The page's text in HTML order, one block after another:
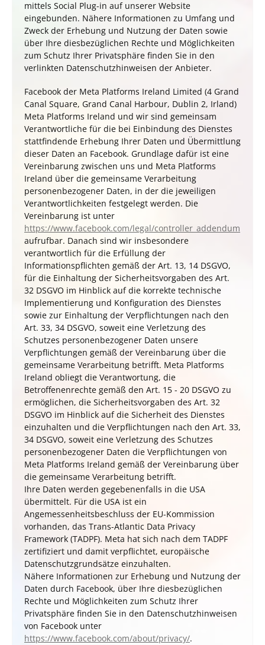
mittels Social Plug-in auf unserer Website
eingebunden. Nähere Informationen zu Umfang und
Zweck der Erhebung und Nutzung der Daten sowie
über Ihre diesbezüglichen Rechte und Möglichkeiten
zum Schutz Ihrer Privatsphäre finden Sie in den
verlinkten Datenschutzhinweisen der Anbieter.
Facebook der Meta Platforms Ireland Limited (4 Grand
Canal Square, Grand Canal Harbour, Dublin 2, Irland)
Meta Platforms Ireland und wir sind gemeinsam
Verantwortliche für die bei Einbindung des Dienstes
stattfindende Erhebung Ihrer Daten und Übermittlung
dieser Daten an Facebook. Grundlage dafür ist eine
Vereinbarung zwischen uns und Meta Platforms
Ireland über die gemeinsame Verarbeitung
personenbezogener Daten, in der die jeweiligen
Verantwortlichkeiten festgelegt werden. Die
Vereinbarung ist unter
https://www.facebook.com/legal/controller_addendum
aufrufbar. Danach sind wir insbesondere
verantwortlich für die Erfüllung der
Informationspflichten gemäß der Art. 13, 14 DSGVO,
für die Einhaltung der Sicherheitsvorgaben des Art.
32 DSGVO im Hinblick auf die korrekte technische
Implementierung und Konfiguration des Dienstes
sowie zur Einhaltung der Verpflichtungen nach den
Art. 33, 34 DSGVO, soweit eine Verletzung des
Schutzes personenbezogener Daten unsere
Verpflichtungen gemäß der Vereinbarung über die
gemeinsame Verarbeitung betrifft. Meta Platforms
Ireland obliegt die Verantwortung, die
Betroffenenrechte gemäß den Art. 15 - 20 DSGVO zu
ermöglichen, die Sicherheitsvorgaben des Art. 32
DSGVO im Hinblick auf die Sicherheit des Dienstes
einzuhalten und die Verpflichtungen nach den Art. 33,
34 DSGVO, soweit eine Verletzung des Schutzes
personenbezogener Daten die Verpflichtungen von
Meta Platforms Ireland gemäß der Vereinbarung über
die gemeinsame Verarbeitung betrifft.
Ihre Daten werden gegebenenfalls in die USA
übermittelt. Für die USA ist ein
Angemessenheitsbeschluss der EU-Kommission
vorhanden, das Trans-Atlantic Data Privacy
Framework (TADPF). Meta hat sich nach dem TADPF
zertifiziert und damit verpflichtet, europäische
Datenschutzgrundsätze einzuhalten.
Nähere Informationen zur Erhebung und Nutzung der
Daten durch Facebook, über Ihre diesbezüglichen
Rechte und Möglichkeiten zum Schutz Ihrer
Privatsphäre finden Sie in den Datenschutzhinweisen
von Facebook unter
https://www.facebook.com/about/privacy/.